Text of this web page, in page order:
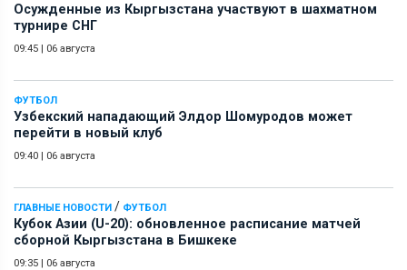
Осужденные из Кыргызстана участвуют в шахматном
турнире СНГ
09:45 | 06 августа
ФУТБОЛ
Узбекский нападающий Элдор Шомуродов может
перейти в новый клуб
09:40 | 06 августа
ГЛАВНЫЕ НОВОСТИ / ФУТБОЛ
Кубок Азии (U-20): обновленное расписание матчей
сборной Кыргызстана в Бишкеке
09:35 | 06 августа